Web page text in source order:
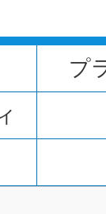
プ